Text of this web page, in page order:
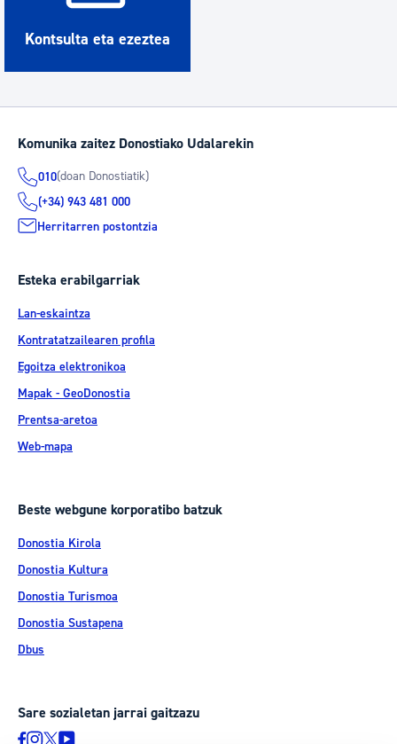
Kontsulta eta ezeztea
Komunika zaitez Donostiako Udalarekin
010(doan Donostiatik)
(+34) 943 481 000
Herritarren postontzia
Esteka erabilgarriak
Lan-eskaintza
Kontratatzailearen profila
Egoitza elektronikoa
Mapak - GeoDonostia
Prentsa-aretoa
Web-mapa
Beste webgune korporatibo batzuk
Donostia Kirola
Donostia Kultura
Donostia Turismoa
Donostia Sustapena
Dbus
Sare sozialetan jarrai gaitzazu